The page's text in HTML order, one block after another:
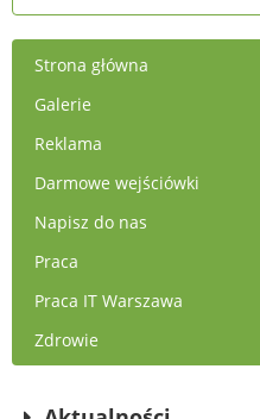
Strona główna
Galerie
Reklama
Darmowe wejściówki
Napisz do nas
Praca
Praca IT Warszawa
Zdrowie